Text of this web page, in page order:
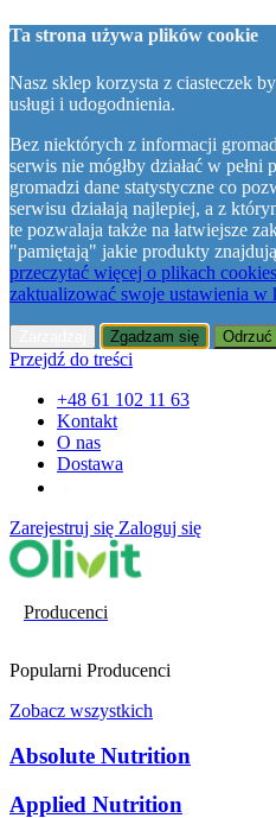
Ta strona używa plików cookie
Nasz sklep korzysta z ciasteczek
usługi i udogodnienia.
Bez niektórych z informacji
serwis nie mógłby działać w
gromadzi dane statystyczne co
serwisu działają najlepiej, a z
te pozwalaja także na łatwiejsze
"pamiętają" jakie produkty
przeczytać więcej o plikach
zaktualizować swoje ustawienia w
Zgadzam się Odrzuć
Przejdź do treści
+48 61 102 11 63
Kontakt
O nas
Dostawa
Zarejestruj się Zaloguj się
Producenci
Popularni Producenci
Zobacz wszystkich
Absolute Nutrition
Applied Nutrition